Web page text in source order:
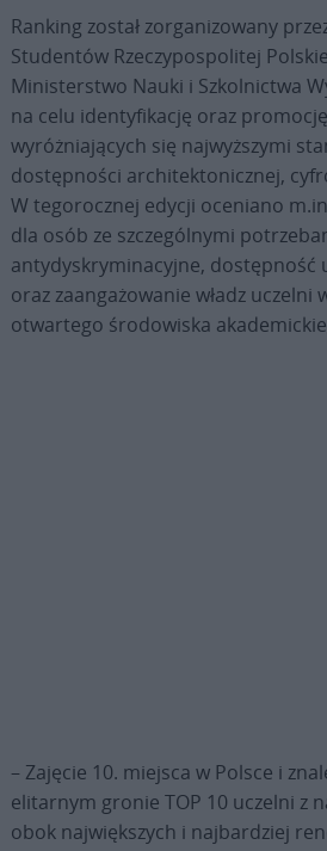
Ranking został zorganizowany
Studentów Rzeczypospolitej
Ministerstwo Nauki i Szkolnictwa
na celu identyfikację oraz
wyróżniających się najwyższymi
dostępności architektonicznej,
W tegorocznej edycji oceniano
dla osób ze szczególnymi
antydyskryminacyjne, dostępność
oraz zaangażowanie władz uczelni
otwartego środowiska
– Zajęcie 10. miejsca w Polsce i
elitarnym gronie TOP 10 uczelni z
obok największych i najbardziej